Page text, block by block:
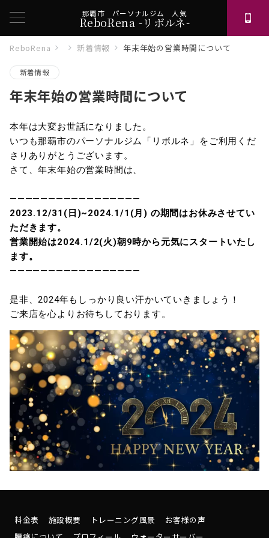
那覇市 パーソナルジム 人気
ReboRena -リボルネ-
ReboRena 新着情報 年末年始の営業時間について
新着情報
年末年始の営業時間について
本年は大変お世話になりました。
いつも那覇市のパーソナルジム「リボルネ」をご利用くだ
さりありがとうございます。
さて、年末年始の営業時間は、
—————————————————
2023.12/31(日)~2024.1/1(月) の期間はお休みさせてい
ただきます。
営業開始は2024.1/2(火)朝9時から元気にスタートいたし
ます。
—————————————————
是非、2024年もしっかり良い汗かいていきましょう！
ご来店を心よりお待ちしております。
料金表 施設概要 トレーニング風景
お客様の声